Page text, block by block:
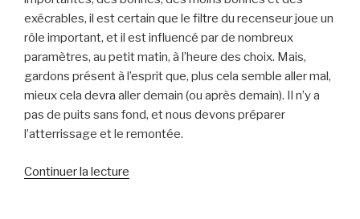
exécrables, il est certain que le filtre du recenseur joue un
rôle important, et il est influencé par de nombreux
paramètres, au petit matin, à l’heure des choix. Mais,
gardons présent à l’esprit que, plus cela semble aller mal,
mieux cela devra aller demain (ou après demain). Il n’y a
pas de puits sans fond, et nous devons préparer
l’atterrissage et le remontée.
Continuer la lecture